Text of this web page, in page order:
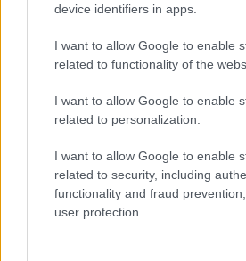
device identifiers in apps.
I want to allow Google to enable
related to functionality of the
I want to allow Google to enable
related to personalization.
I want to allow Google to enable
related to security, including
functionality and fraud
user protection.
Pred nami še dva zelo vroča
dneva, v petek osvežitev
Obvestila
Izklop elektrike: 417. Nadzorništvo
Anton na Pohorju in Zg. Sv. Vid